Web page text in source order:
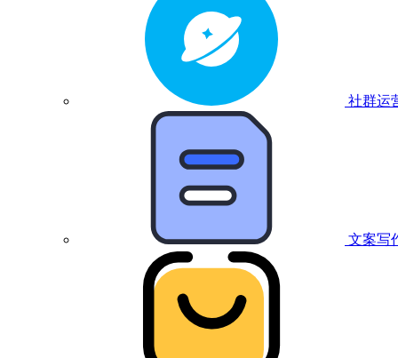
社群运
文案写